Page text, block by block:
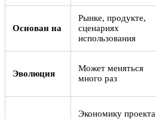
Основан на
Рынке, продукте,
сценариях
использования
Эволюция
Может меняться
много раз
Экономику проекта